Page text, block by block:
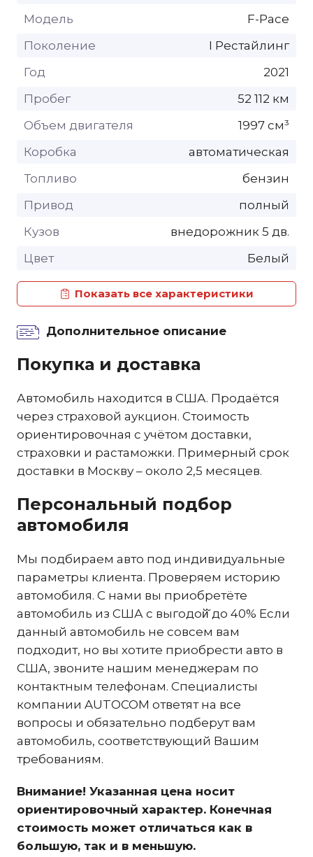
Модель
F-Pace
Поколение
I Рестайлинг
Год
2021
Пробег
52 112 км
Объем двигателя
1997 см³
Коробка
автоматическая
Топливо
бензин
Привод
полный
Кузов
внедорожник 5 дв.
Цвет
Белый
Показать все характеристики
Дополнительное описание
Покупка и доставка
Автомобиль находится в США. Продаётся
через страховой аукцион. Стоимость
ориентировочная с учётом доставки,
страховки и растаможки. Примерный срок
доставки в Москву – около 2,5 месяцев.
Персональный подбор
автомобиля
Мы подбираем авто под индивидуальные
параметры клиента. Проверяем историю
автомобиля. С нами вы приобретёте
автомобиль из США с выгодой̆ до 40% Если
данный автомобиль не совсем вам
подходит, но вы хотите приобрести авто в
США, звоните нашим менеджерам по
контактным телефонам. Специалисты
компании AUTOCOM ответят на все
вопросы и обязательно подберут вам
автомобиль, соответствующий Вашим
требованиям.
Внимание! Указанная цена носит
ориентировочный характер. Конечная
стоимость может отличаться как в
большую, так и в меньшую.